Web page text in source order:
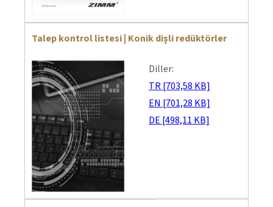
Talep kontrol listesi | Konik dişli redüktörler
Diller:
TR [703,58 KB]
EN [701,28 KB]
DE [498,11 KB]